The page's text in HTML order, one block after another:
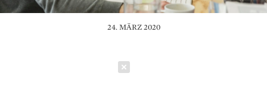
24. MÄRZ 2020